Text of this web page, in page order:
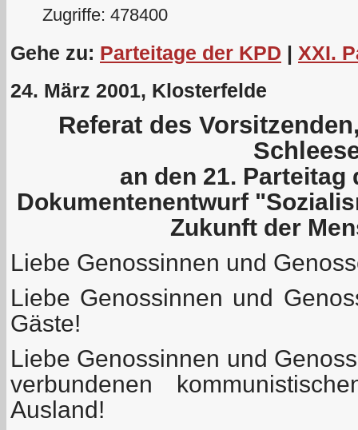
Zugriffe: 478400
Gehe zu: Parteitage der KPD | XXI.
24. März 2001, Klosterfelde
Referat des
an den 21. Parteitag
Dokumentenentwurf
Zukunft der
Liebe Genossinnen und
Liebe Genossinnen und
Gäste!
Liebe Genossinnen und
verbundenen
Ausland!